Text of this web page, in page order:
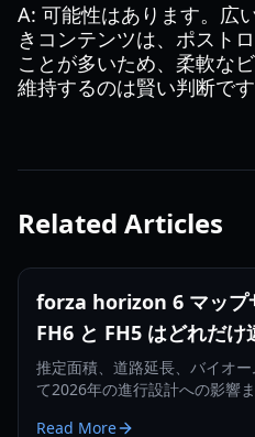
A: 可能性はあります。広
きコンテンツは、ポスト
ことが多いため、柔軟な
維持するのは賢い判断です
Related Articles
forza horizon 6 マップ
FH6 と FH5 はどれだけ
推定面積、道路延長、バイオ
て2026年の進行設計への影響
Read More